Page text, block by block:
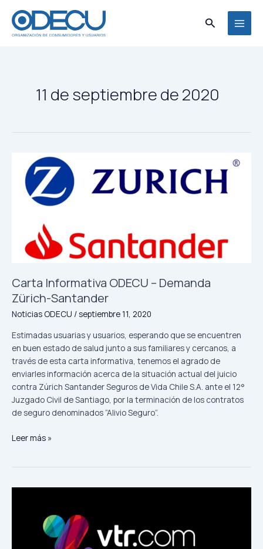
contenido
Buscar
11 de septiembre de 2020
Carta Informativa ODECU – Demanda
Zürich-Santander
Noticias ODECU / septiembre 11, 2020
Estimadas usuarias y usuarios, esperando que se encuentren
en buen estado de salud junto a sus familiares y cercanos, a
través de esta carta informativa, tenemos el agrado de
enviarles información acerca de la situación actual del juicio
contra Zúrich Santander Seguros de Vida Chile S.A. ante el 12°
Juzgado Civil de Santiago, por la terminación de los contratos
de seguro denominados “Alivio Seguro”.
Informativa
ODECU
Demanda
Santander
Leer más »